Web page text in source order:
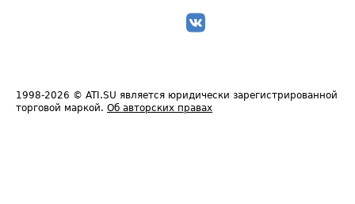
1998-2026 © ATI.SU является юридически зарегистрированной
торговой маркой. Об авторских правах